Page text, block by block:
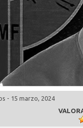
- 15 marzo, 2024